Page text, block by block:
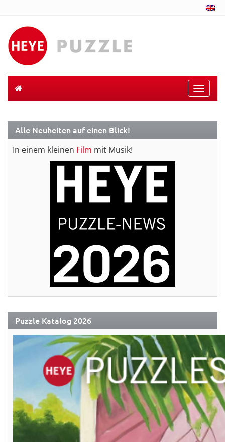
Toggle
Alle Neuheiten auf einen Blick!
In einem kleinen Film mit Musik!
Puzzle Katalog 2026